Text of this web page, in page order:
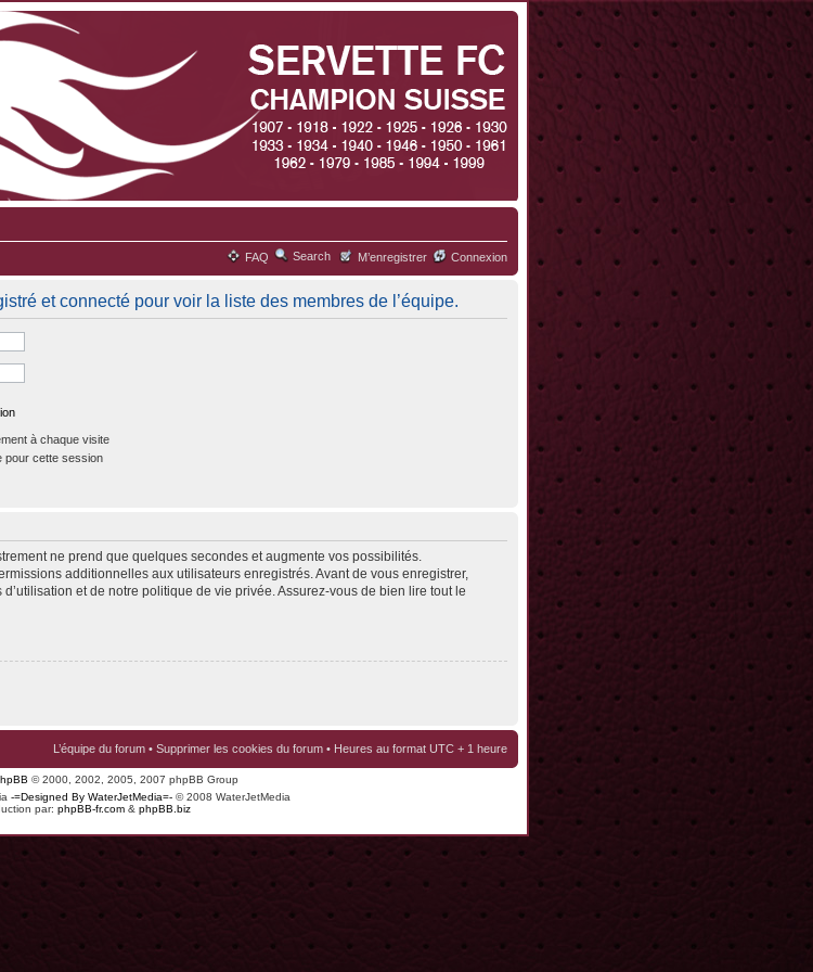
FAQ Search M’enregistrer Connexion
et connecté pour voir la liste des membres de l’équipe.
à chaque visite
pour cette session
ne prend que quelques secondes et augmente vos possibilités.
additionnelles aux utilisateurs enregistrés. Avant de vous enregistrer,
et de notre politique de vie privée. Assurez-vous de bien lire tout le
L’équipe du forum • Supprimer les cookies du forum • Heures au format UTC + 1 heure
© 2000, 2002, 2005, 2007 phpBB Group
-=Designed By WaterJetMedia=- © 2008 WaterJetMedia
par: phpBB-fr.com & phpBB.biz